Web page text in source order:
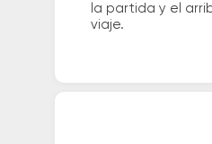
la partida y el
viaje.